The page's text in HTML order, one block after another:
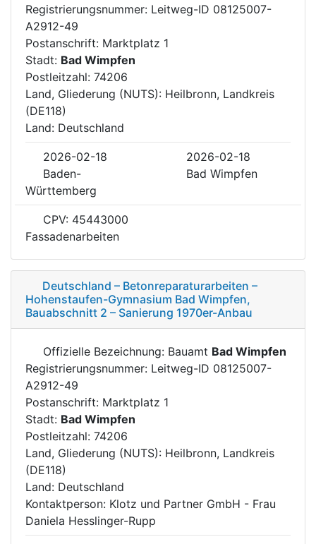
Registrierungsnummer: Leitweg-ID 08125007-
A2912-49
Postanschrift: Marktplatz 1
Stadt: Bad Wimpfen
Postleitzahl: 74206
Land, Gliederung (NUTS): Heilbronn, Landkreis
(DE118)
Land: Deutschland
2026-02-18
2026-02-18
Baden-
Württemberg
Bad Wimpfen
CPV: 45443000
Fassadenarbeiten
Deutschland – Betonreparaturarbeiten –
Hohenstaufen-Gymnasium Bad Wimpfen,
Bauabschnitt 2 – Sanierung 1970er-Anbau
Offizielle Bezeichnung: Bauamt Bad Wimpfen
Registrierungsnummer: Leitweg-ID 08125007-
A2912-49
Postanschrift: Marktplatz 1
Stadt: Bad Wimpfen
Postleitzahl: 74206
Land, Gliederung (NUTS): Heilbronn, Landkreis
(DE118)
Land: Deutschland
Kontaktperson: Klotz und Partner GmbH - Frau
Daniela Hesslinger-Rupp